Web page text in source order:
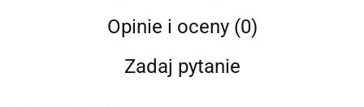
Opinie i oceny (0)
Zadaj pytanie